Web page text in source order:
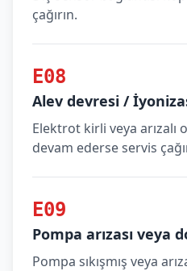
çağırın.
E08
Alev devresi /
Elektrot kirli veya arızalı
devam ederse servis
E09
Pompa arızası veya
Pompa sıkışmış veya